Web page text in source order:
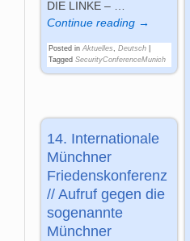
DIE LINKE –
Continue reading →
Posted in Aktuelles,Deutsch
Tagged SecurityConferenceMunich
14. Internationale
Münchner
Friedenskonferenz
// Aufruf gegen die
sogenannte
Münchner